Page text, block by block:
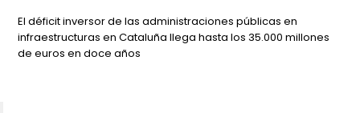
El déficit inversor de las administraciones públicas en
infraestructuras en Cataluña llega hasta los 35.000 millones
de euros en doce años